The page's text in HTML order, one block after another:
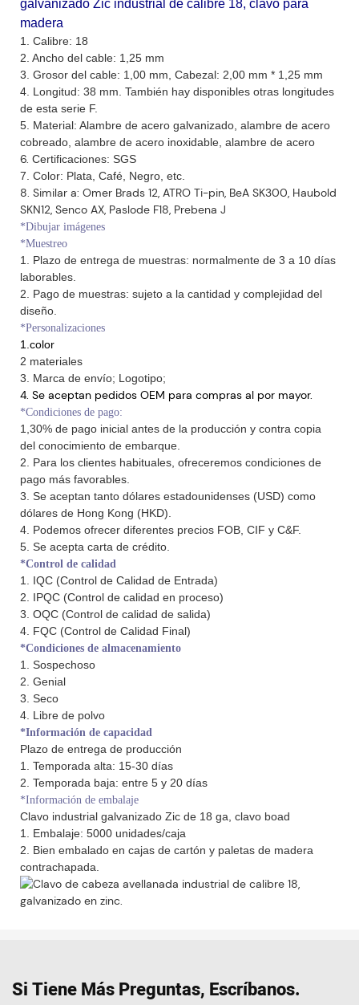
galvanizado Zic industrial de calibre 18, clavo para
madera
1. Calibre: 18
2. Ancho del cable: 1,25 mm
3. Grosor del cable: 1,00 mm, Cabezal: 2,00 mm * 1,25 mm
4. Longitud: 38 mm. También hay disponibles otras longitudes
de esta serie F.
5. Material: Alambre de acero galvanizado, alambre de acero
cobreado, alambre de acero inoxidable, alambre de acero
6. Certificaciones: SGS
7. Color: Plata, Café, Negro, etc.
8. Similar a: Omer Brads 12, ATRO Ti-pin, BeA SK300, Haubold
SKN12, Senco AX, Paslode F18, Prebena J
*Dibujar imágenes
*Muestreo
1. Plazo de entrega de muestras: normalmente de 3 a 10 días
laborables.
2. Pago de muestras: sujeto a la cantidad y complejidad del
diseño.
*Personalizaciones
1.color
2 materiales
3. Marca de envío; Logotipo;
4. Se aceptan pedidos OEM para compras al por mayor.
*Condiciones de pago:
1,30% de pago inicial antes de la producción y contra copia
del conocimiento de embarque.
2. Para los clientes habituales, ofreceremos condiciones de
pago más favorables.
3. Se aceptan tanto dólares estadounidenses (USD) como
dólares de Hong Kong (HKD).
4. Podemos ofrecer diferentes precios FOB, CIF y C&F.
5. Se acepta carta de crédito.
*Control de calidad
1. IQC (Control de Calidad de Entrada)
2. IPQC (Control de calidad en proceso)
3. OQC (Control de calidad de salida)
4. FQC (Control de Calidad Final)
*Condiciones de almacenamiento
1. Sospechoso
2. Genial
3. Seco
4. Libre de polvo
*Información de capacidad
Plazo de entrega de producción
1. Temporada alta: 15-30 días
2. Temporada baja: entre 5 y 20 días
*Información de embalaje
Clavo industrial galvanizado Zic de 18 ga, clavo boad
1. Embalaje: 5000 unidades/caja
2. Bien embalado en cajas de cartón y paletas de madera
contrachapada.
Si Tiene Más Preguntas, Escríbanos.